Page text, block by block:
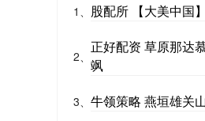
1、 股配所 【大美中国
2、
正好配资 草原那达
飒
3、 牛领策略 燕垣雄关